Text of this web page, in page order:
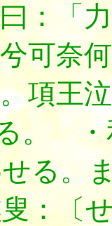
：「
可奈
。項王
。 ・
る。
：〔